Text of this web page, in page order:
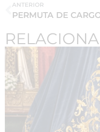
ANTERIOR